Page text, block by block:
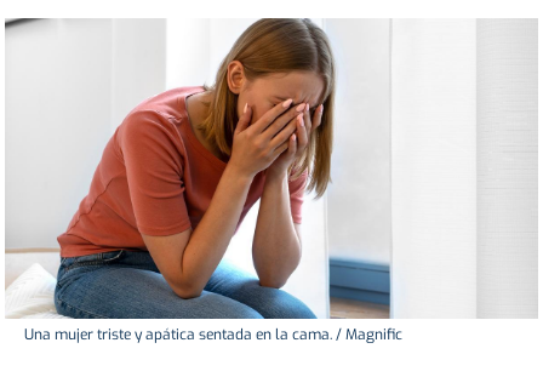
Una mujer triste y apática sentada en la cama. / Magnific